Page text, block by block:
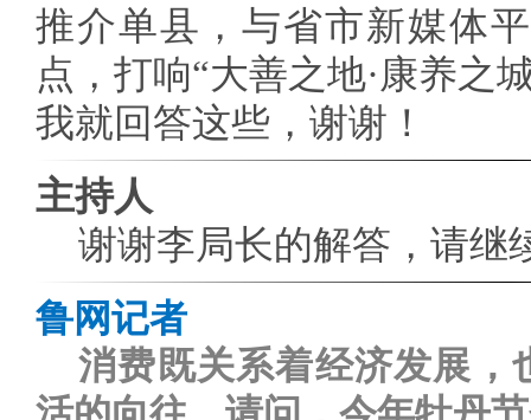
推介单县，与省市新媒体
点，打响“大善之地·康养之
我就回答这些，谢谢！
主持人
谢谢李局长的解答，请继
鲁网记者
消费既关系着经济发展，